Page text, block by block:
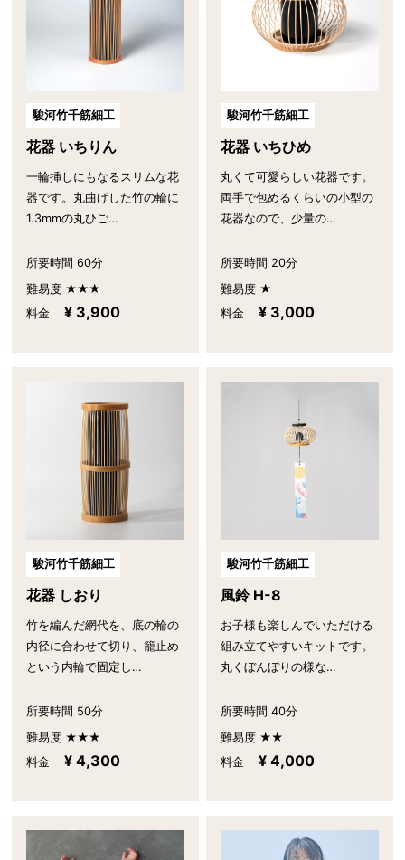
駿河竹千筋細工
花器 いちりん
一輪挿しにもなるスリムな花
器です。丸曲げした竹の輪に
1.3mmの丸ひご…
所要時間 60分
難易度 ★★★
料金
¥ 3,900
駿河竹千筋細工
花器 いちひめ
丸くて可愛らしい花器です。
両手で包めるくらいの小型の
花器なので、少量の…
所要時間 20分
難易度 ★
料金
¥ 3,000
駿河竹千筋細工
花器 しおり
竹を編んだ網代を、底の輪の
内径に合わせて切り、籠止め
という内輪で固定し…
所要時間 50分
難易度 ★★★
料金
¥ 4,300
駿河竹千筋細工
風鈴 H-8
お子様も楽しんでいただける
組み立てやすいキットです。
丸くぼんぼりの様な…
所要時間 40分
難易度 ★★
料金
¥ 4,000